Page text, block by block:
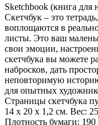
Sketchbook (книга для
Скетчбук – это
воплощаются в
листы. Это ваш
свои эмоции,
скетчбука вы можете
набросков, дать
неповторимую
для опытных
Страницы скетчбука
14 х 20 х 1,2 см. Вес:
Плотность бумаги: